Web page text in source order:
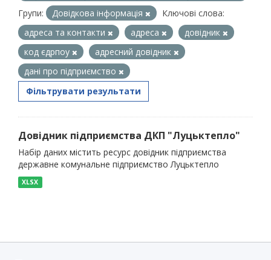
Групи:
Довідкова інформація
Ключові слова:
адреса та контакти
адреса
довідник
код єдрпоу
адресний довідник
дані про підприємство
Фільтрувати результати
Довідник підприємства ДКП "Луцьктепло"
Набір даних містить ресурс довідник підприємства
державне комунальне підприємство Луцьктепло
XLSX